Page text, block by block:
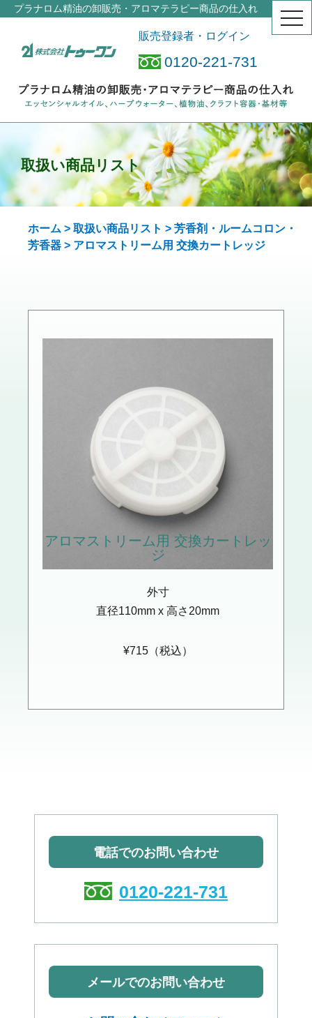
プラナロム精油の卸販売・アロマテラピー商品の仕入れ
販売登録者・ログイン
0120-221-731
取扱い商品リスト
ホーム > 取扱い商品リスト > 芳香剤・ルームコロン・
芳香器 > アロマストリーム用 交換カートレッジ
アロマストリーム用 交換カートレッ
ジ
外寸
直径110mm x 高さ20mm
¥715（税込）
電話でのお問い合わせ
0120-221-731
メールでのお問い合わせ